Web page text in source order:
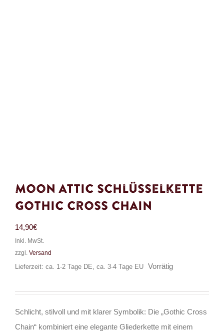
Moon Attic Schlüsselkette
Gothic Cross Chain
14,90€
Inkl. MwSt.
zzgl. Versand
Lieferzeit: ca. 1-2 Tage DE, ca. 3-4 Tage EU
Vorrätig
Schlicht, stilvoll und mit klarer Symbolik: Die „Gothic Cross
Chain“ kombiniert eine elegante Gliederkette mit einem